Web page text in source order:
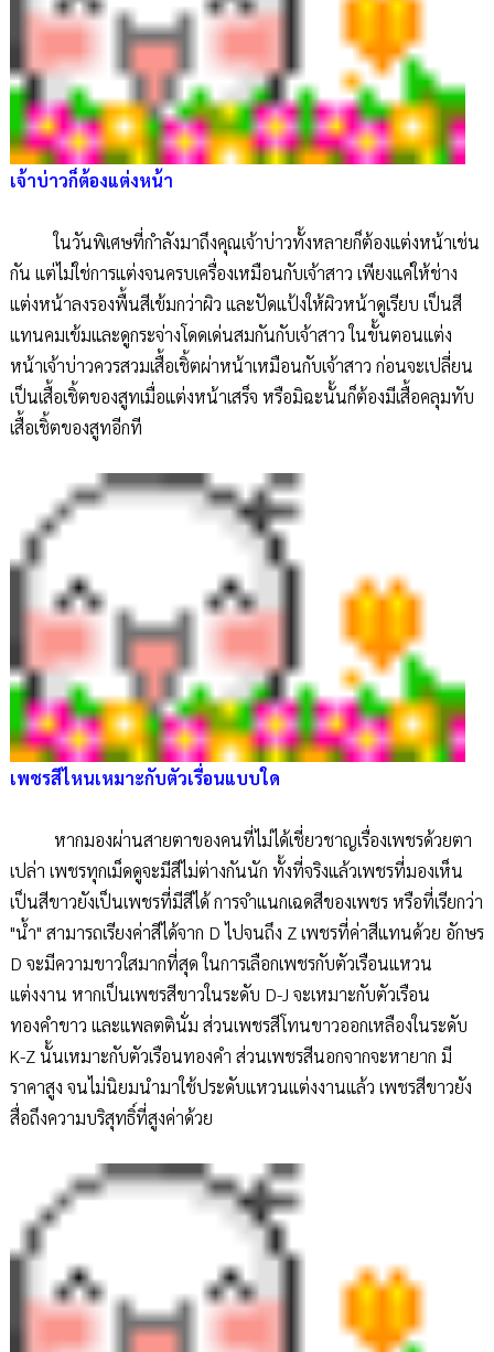
เจ้าบ่าวก็ต้องแต่งหน้า
ในวันพิเศษที่กำลังมาถึงคุณเจ้าบ่าวทั้งหลายก็ต้องแต่งหน้าเช่น
กัน แต่ไม่ใช่การแต่งจนครบเครื่องเหมือนกับเจ้าสาว เพียงแค่ให้ช่าง
แต่งหน้าลงรองพื้นสีเข้มกว่าผิว และปัดแป้งให้ผิวหน้าดูเรียบ เป็นสี
แทนคมเข้มและดูกระจ่างโดดเด่นสมกันกับเจ้าสาว ในขั้นตอนแต่ง
หน้าเจ้าบ่าวควรสวมเสื้อเชิ้ตผ่าหน้าเหมือนกับเจ้าสาว ก่อนจะเปลี่ยน
เป็นเสื้อเชิ้ตของสูทเมื่อแต่งหน้าเสร็จ หรือมิฉะนั้นก็ต้องมีเสื้อคลุมทับ
เสื้อเชิ้ตของสูทอีกที
เพชรสีไหนเหมาะกับตัวเรื่อนแบบใด
หากมองผ่านสายตาของคนที่ไม่ได้เชี่ยวชาญเรื่องเพชรด้วยตา
เปล่า เพชรทุกเม็ดดูจะมีสีไม่ต่างกันนัก ทั้งที่จริงแล้วเพชรที่มองเห็น
เป็นสีขาวยังเป็นเพชรที่มีสีได้ การจำแนกเฉดสีของเพชร หรือที่เรียกว่า
"น้ำ" สามารถเรียงค่าสีได้จาก D ไปจนถึง Z เพชรที่ค่าสีแทนด้วย อักษร
D จะมีความขาวใสมากที่สุด ในการเลือกเพชรกับตัวเรือนแหวน
แต่งงาน หากเป็นเพชรสีขาวในระดับ D-J จะเหมาะกับตัวเรือน
ทองคำขาว และแพลตตินั่ม ส่วนเพชรสีโทนขาวออกเหลืองในระดับ
K-Z นั้นเหมาะกับตัวเรือนทองคำ ส่วนเพชรสีนอกจากจะหายาก มี
ราคาสูง จนไม่นิยมนำมาใช้ประดับแหวนแต่งงานแล้ว เพชรสีขาวยัง
สื่อถึงความบริสุทธิ์ที่สูงค่าด้วย